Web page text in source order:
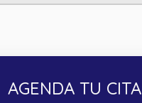
AGENDA TU CITA